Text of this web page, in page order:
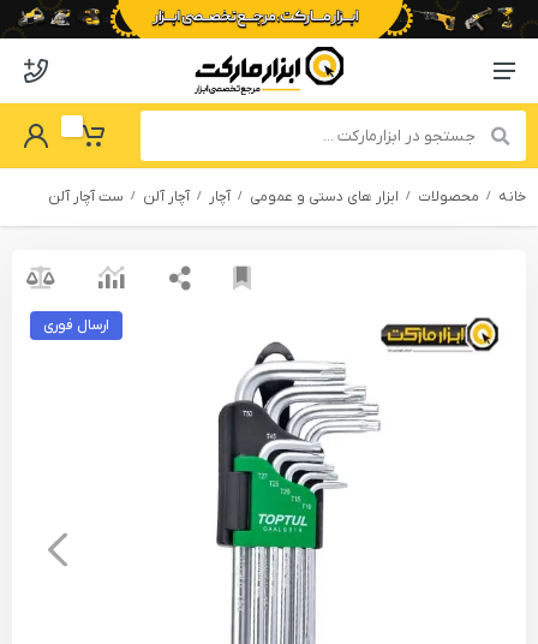
Menu Navigation
My Basket
Password
خانه محصولات ابزار های دستی و عمومی آچار آچار آلن ست آچار آلن
ارسال فوری